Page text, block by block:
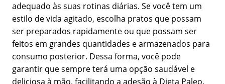
adequado às suas rotinas diárias. Se você tem um
estilo de vida agitado, escolha pratos que possam
ser preparados rapidamente ou que possam ser
feitos em grandes quantidades e armazenados para
consumo posterior. Dessa forma, você pode
garantir que sempre terá uma opção saudável e
deliciosa à mão, facilitando a adesão à Dieta Paleo.